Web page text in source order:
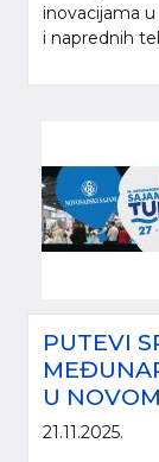
inovacijama
i naprednih
PUTEVI
U
21.11.2025.